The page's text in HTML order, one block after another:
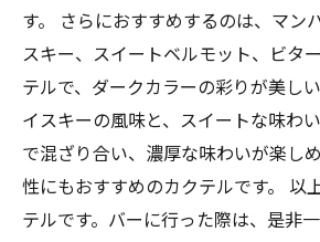
す。 さらにおすすめするのは、マン
スキー、スイートベルモット、ビタ
テルで、ダークカラーの彩りが美し
イスキーの風味と、スイートな味わ
で混ざり合い、濃厚な味わいが楽し
性にもおすすめのカクテルです。 以
テルです。バーに行った際は、是非